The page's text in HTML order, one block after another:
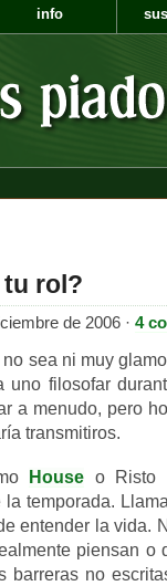
info
tu rol?
de 2006 · 4
sea ni muy
uno filosofar
a menudo, pero
transmitiros.
House o Risto
temporada.
entender la vida.
piensan o
barreras no